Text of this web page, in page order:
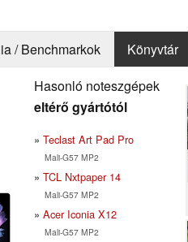
/ Benchmarkok Könyvtár
Hasonló noteszgépek
eltérő gyártótól
Teclast Art Pad Pro
Mali-G57 MP2
TCL Nxtpaper 14
Mali-G57 MP2
Acer Iconia X12
Mali-G57 MP2